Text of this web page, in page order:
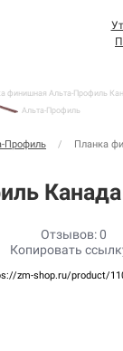
финишная Альта-Профиль
Альта-Профиль
Профиль / Планка
Отзывов: 0
Копировать
zm-shop.ru/product/